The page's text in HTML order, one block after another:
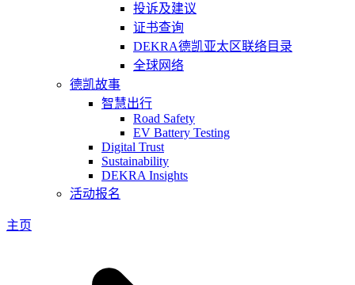
投诉及建议
证书查询
DEKRA德凯亚太区联络目录
全球网络
德凯故事
智慧出行
Road Safety
EV Battery Testing
Digital Trust
Sustainability
DEKRA Insights
活动报名
主页